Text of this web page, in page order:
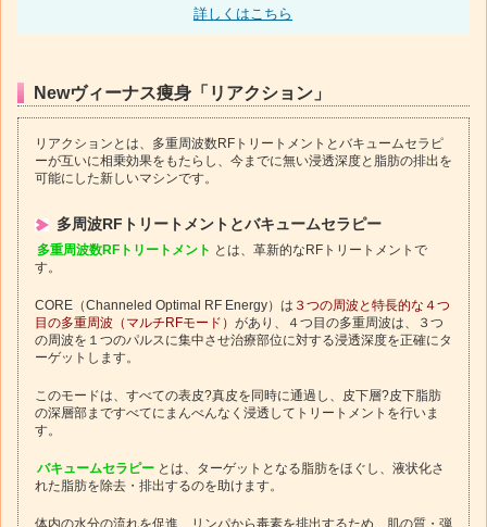
詳しくはこちら
Newヴィーナス痩身「リアクション」
リアクションとは、多重周波数RFトリートメントとバキュームセラピ
ーが互いに相乗効果をもたらし、今までに無い浸透深度と脂肪の排出を
可能にした新しいマシンです。
多周波RFトリートメントとバキュームセラピー
多重周波数RFトリートメント とは、革新的なRFトリートメントで
す。
CORE（Channeled Optimal RF Energy）は ３つの周波と特長的な４つ
目の多重周波（マルチRFモード） があり、４つ目の多重周波は、３つ
の周波を１つのパルスに集中させ治療部位に対する浸透深度を正確にタ
ーゲットします。
このモードは、すべての表皮?真皮を同時に通過し、皮下層?皮下脂肪
の深層部まですべてにまんべんなく浸透してトリートメントを行いま
す。
バキュームセラピー とは、ターゲットとなる脂肪をほぐし、液状化さ
れた脂肪を除去・排出するのを助けます。
体内の水分の流れを促進、リンパから毒素を排出するため、肌の質・弾